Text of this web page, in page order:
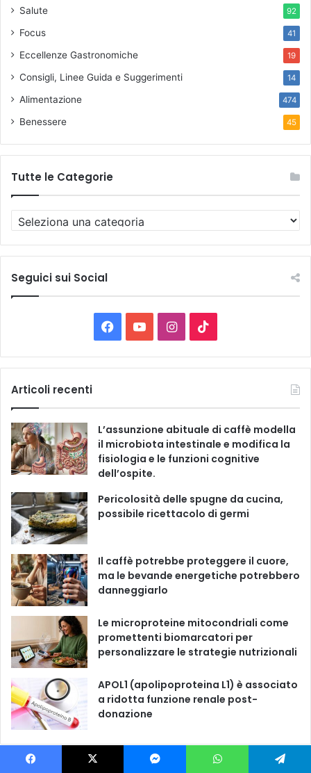
Salute 92
Focus 41
Eccellenze Gastronomiche 19
Consigli, Linee Guida e Suggerimenti 14
Alimentazione 474
Benessere 45
Tutte le Categorie
u
t
e
o
r
i
e
Seguici sui Social
a
e
b
o
o
k
o
T
u
b
e
I
n
t
a
g
r
a
i
T
o
k
Articoli recenti
L’assunzione abituale di caffè modella
il microbiota intestinale e modifica la
fisiologia e le funzioni cognitive
dell’ospite.
Pericolosità delle spugne da cucina,
possibile ricettacolo di germi
Il caffè potrebbe proteggere il cuore,
ma le bevande energetiche potrebbero
danneggiarlo
Le microproteine ​​mitocondriali come
promettenti biomarcatori per
personalizzare le strategie nutrizionali
APOL1 (apolipoproteina L1) è associato
a ridotta funzione renale post-
donazione